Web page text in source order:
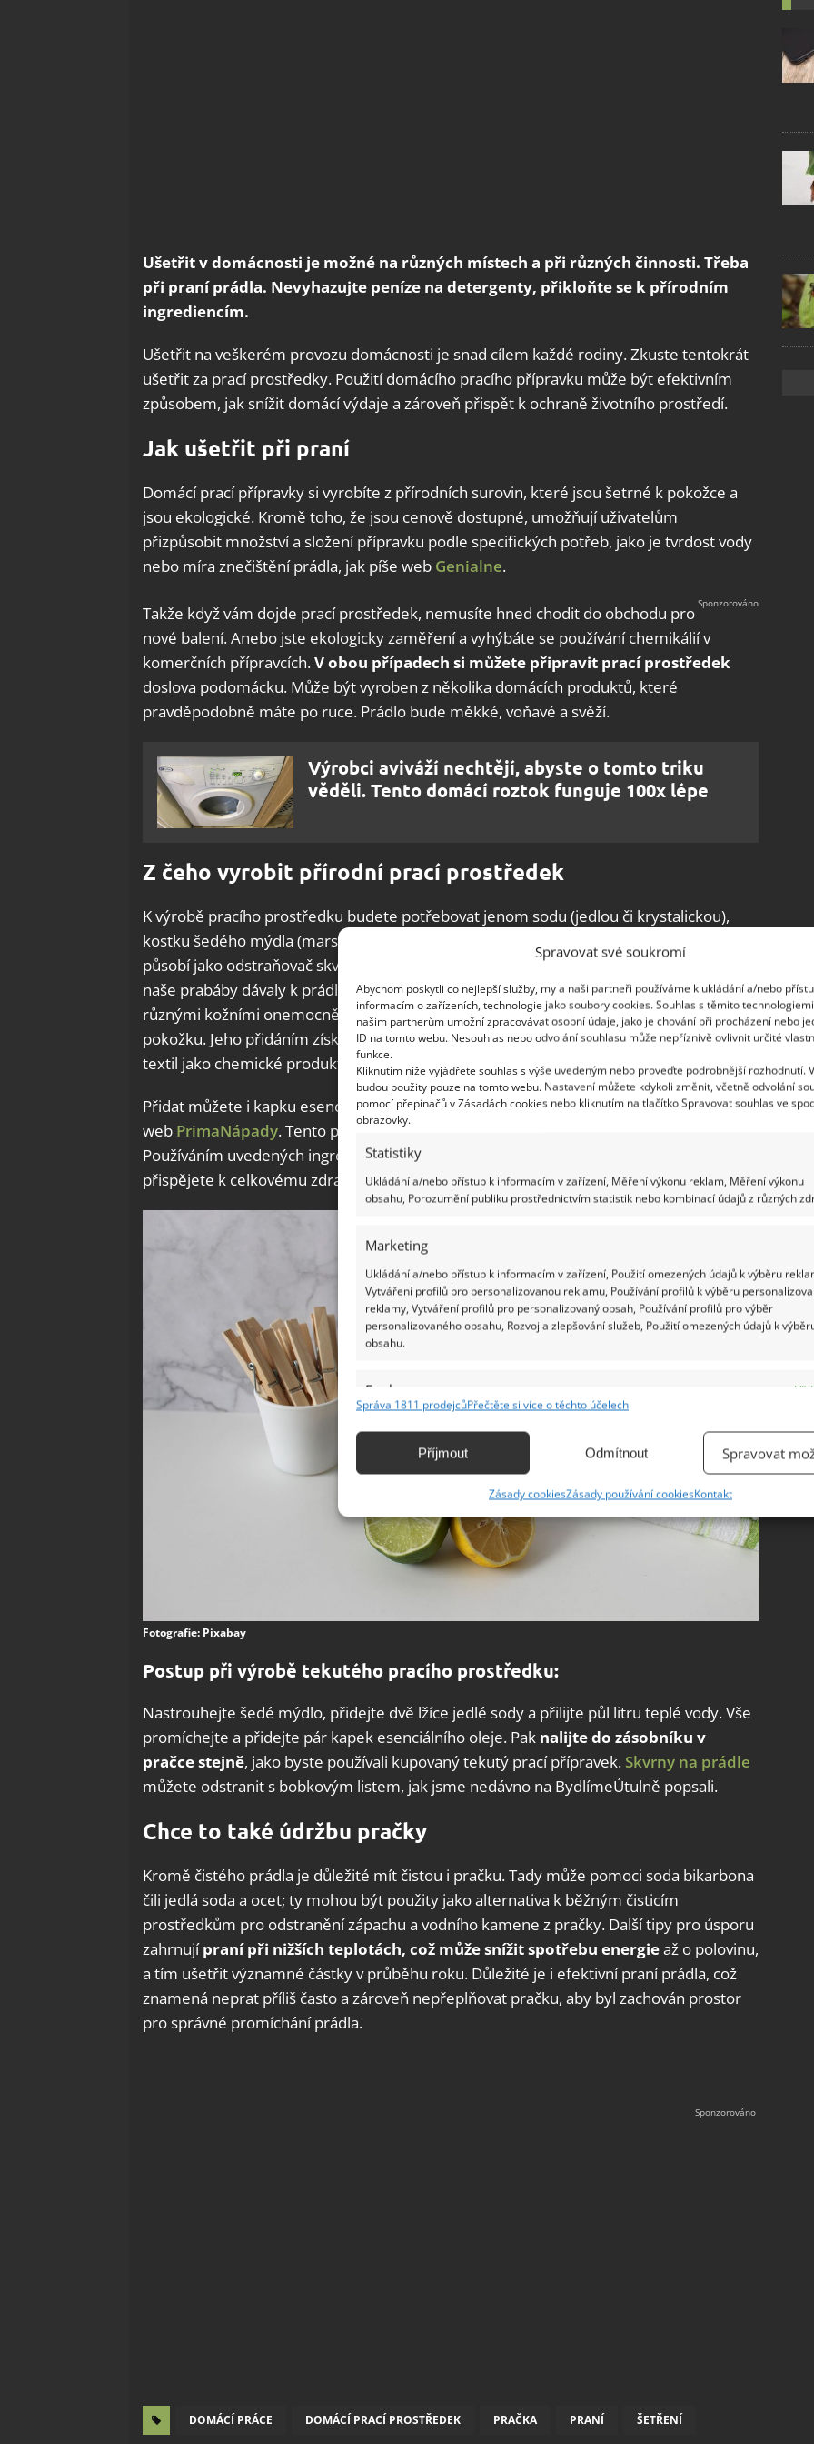
Spravovat své soukromí
Abychom poskytli co nejlepší služby, my a naši partneři používáme k ukládání a/nebo
informacím o zařízeních, technologie jako soubory cookies. Souhlas s těmito
našim partnerům umožní zpracovávat osobní údaje, jako je chování při procházení nebo
ID na tomto webu. Nesouhlas nebo odvolání souhlasu může nepříznivě ovlivnit určité
funkce.
Kliknutím níže vyjádřete souhlas s výše uvedeným nebo proveďte podrobnější rozhodnutí.
budou použity pouze na tomto webu. Nastavení můžete kdykoli změnit, včetně odvolání
pomocí přepínačů v Zásadách cookies nebo kliknutím na tlačítko Spravovat souhlas ve
obrazovky.
Statistiky
Ukládání a/nebo přístup k informacím v zařízení, Měření výkonu reklam, Měření výkonu
obsahu, Porozumění publiku prostřednictvím statistik nebo kombinací údajů z různých
Marketing
Ukládání a/nebo přístup k informacím v zařízení, Použití omezených údajů k výběru
Vytváření profilů pro personalizovanou reklamu, Používání profilů k výběru
reklamy, Vytváření profilů pro personalizovaný obsah, Používání profilů pro výběr
personalizovaného obsahu, Rozvoj a zlepšování služeb, Použití omezených údajů k
obsahu.
Funkce
Identifikace zařízení na základě automaticky přenášených informací.
základě aktivně vyžádaných informací.
Zajištění bezpečnosti, předcházení a zjišťování podvodů a
odstraňování chyb, Poskytování a zobrazování reklamy a obsahu,
Správa 1811 prodejcůPřečtěte si více o těchto účelech
Příjmout Odmítnout Spravovat
Zásady cookiesZásady používání cookiesKontakt
Ušetřit v domácnosti je možné na různých místech a při různých činnosti. Třeba
při praní prádla. Nevyhazujte peníze na detergenty, přikloňte se k přírodním
ingrediencím.
Ušetřit na veškerém provozu domácnosti je snad cílem každé rodiny. Zkuste tentokrát
ušetřit za prací prostředky. Použití domácího pracího přípravku může být efektivním
způsobem, jak snížit domácí výdaje a zároveň přispět k ochraně životního prostředí.
Jak ušetřit při praní
Domácí prací přípravky si vyrobíte z přírodních surovin, které jsou šetrné k pokožce a
jsou ekologické. Kromě toho, že jsou cenově dostupné, umožňují uživatelům
přizpůsobit množství a složení přípravku podle specifických potřeb, jako je tvrdost vody
nebo míra znečištění prádla, jak píše web Genialne.
Takže když vám dojde prací prostředek, nemusíte hned chodit do obchodu pro
nové balení. Anebo jste ekologicky zaměření a vyhýbáte se používání chemikálií v
komerčních přípravcích.V obou případech si můžete připravit prací prostředek
doslova podomácku. Může být vyroben z několika domácích produktů, které
pravděpodobně máte po ruce. Prádlo bude měkké, voňavé a svěží.
Výrobci aviváží nechtějí, abyste o tomto triku
věděli. Tento domácí roztok funguje 100x lépe
Z čeho vyrobit přírodní prací prostředek
K výrobě pracího prostředku budete potřebovat jenom sodu (jedlou či krystalickou),
kostku šedého mýdla (marseillské, skotské nebo skandinávské) a trochu vody. Soda
působí jako odstraňovač skvrn a
uvolňuje vlákna tkaniny, která je pak jemnější
naše prabáby dávaly k prádlu trochu sody. Šedé mýdlo je ideální pro alergiky a lidi s
různými kožními onemocněními. Je bez zápachu, jemně čistí a hojí poškozenou
pokožku. Jeho přidáním získáte úžasnou prací sílu, která nebude agresivně působit na
textil jako chemické produkty.
Přidat můžete i kapku esenciálního oleje, aby prádlo získalo příjemnou vůni, doporučuje
web PrimaNápady. Tento pracíprostředek bude šetrný, a přitom účinný
Používáním uvedených ingrediencí při praní podpoříte dlouhodobou udržitelnost a
přispějete k celkovému zdraví planety.
Fotografie: Pixabay
Postup při výrobě tekutého pracího prostředku:
Nastrouhejte šedé mýdlo, přidejte dvě lžíce jedlé sody a přilijte půl litru teplé vody. Vše
promíchejte a přidejte pár kapek esenciálního oleje. Pak nalijte do zásobníku v
pračce stejně, jako byste používali kupovaný tekutý prací přípravek. Skvrny na prádle
můžete odstranit s bobkovým listem, jak jsme nedávno na BydlímeÚtulně popsali.
Chce to také údržbu pračky
Kromě čistého prádla je důležité mít čistou i pračku. Tady může pomoci soda bikarbona
čili jedlá soda a ocet; ty mohou být použity jako alternativa k běžným čisticím
prostředkům pro odstranění zápachu a vodního kamene z pračky. Další tipy pro úsporu
zahrnujípraní při nižších teplotách, což může snížit spotřebu energieaž o polovinu,
a tím ušetřit významné částky v průběhu roku. Důležité je i efektivní praní prádla, což
znamená neprat příliš často a zároveň nepřeplňovat pračku, aby byl zachován prostor
pro správné promíchání prádla.
DOMÁCÍ PRÁCE DOMÁCÍ PRACÍ PROSTŘEDEK PRAČKA PRANÍ ŠETŘENÍ